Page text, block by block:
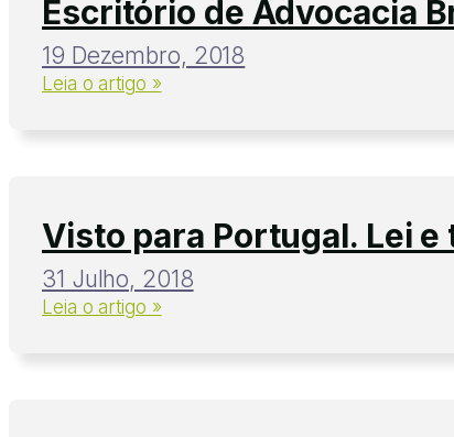
Escritório de Advocacia
19 Dezembro, 2018
Leia o artigo »
Visto para Portugal. Lei
31 Julho, 2018
Leia o artigo »